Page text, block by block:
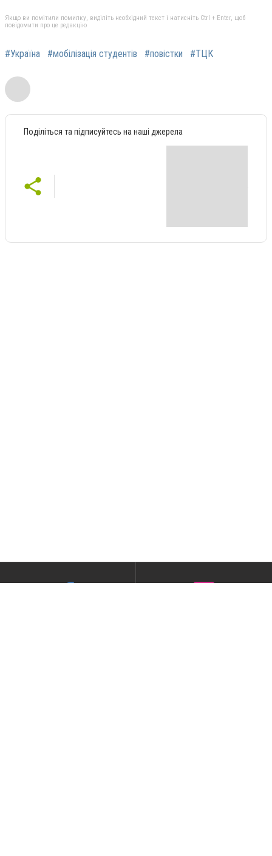
Якщо ви помітили помилку, виділіть необхідний текст і натисніть Ctrl + Enter, щоб
повідомити про це редакцію
#Україна #мобілізація студентів #повістки #ТЦК
Поділіться та підписуйтесь на наші джерела